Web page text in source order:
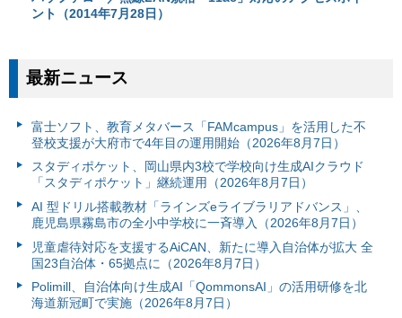
ント（2014年7月28日）
最新ニュース
富⼠ソフト、教育メタバース「FAMcampus」を活用した不
登校支援が大府市で4年目の運用開始（2026年8月7日）
スタディポケット、岡山県内3校で学校向け生成AIクラウド
「スタディポケット」継続運用（2026年8月7日）
AI 型ドリル搭載教材「ラインズeライブラリアドバンス」、
鹿児島県霧島市の全小中学校に一斉導入（2026年8月7日）
児童虐待対応を支援するAiCAN、新たに導入自治体が拡大 全
国23自治体・65拠点に（2026年8月7日）
Polimill、自治体向け生成AI「QommonsAI」の活用研修を北
海道新冠町で実施（2026年8月7日）